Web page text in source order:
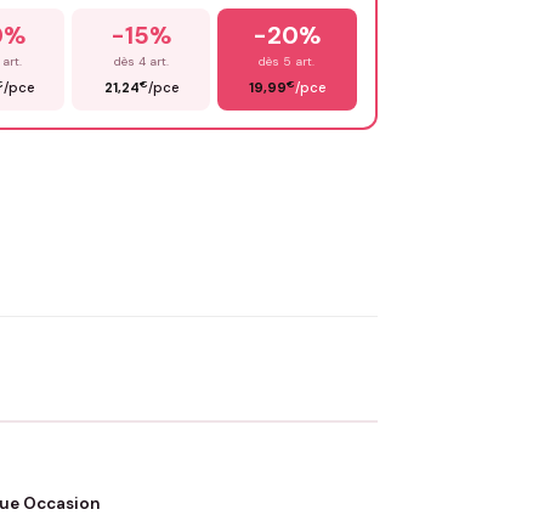
art.
/pce
-15%
dès 4 art.
21,24€/pce
-20%
dès 5 art.
19,99€/pce
Occasion